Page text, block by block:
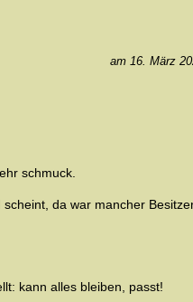
am 16. März
schmuck.
da war mancher
kann alles bleiben, passt!